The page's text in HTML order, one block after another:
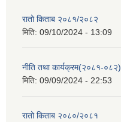
रातो किताब २०८१/२०८२
मिति: 09/10/2024 - 13:09
नीति तथा कार्यक्रम(२०८१-०८२)
मिति: 09/09/2024 - 22:53
रातो किताब २०८०/२०८१